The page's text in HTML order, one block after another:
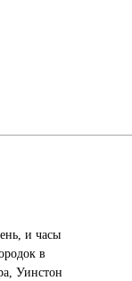
и часы
в
Уинстон